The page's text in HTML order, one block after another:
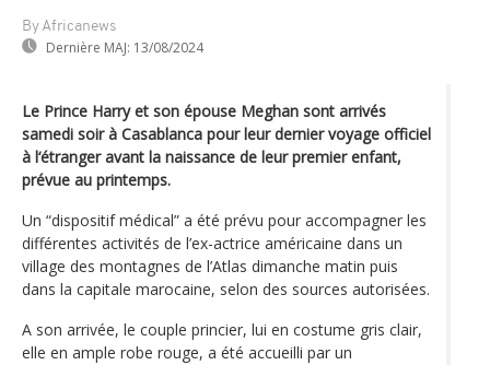
By Africanews
Dernière MAJ: 13/08/2024
Le Prince Harry et son épouse Meghan sont arrivés
samedi soir à Casablanca pour leur dernier voyage officiel
à l‘étranger avant la naissance de leur premier enfant,
prévue au printemps.
Un “dispositif médical” a été prévu pour accompagner les
différentes activités de l’ex-actrice américaine dans un
village des montagnes de l’Atlas dimanche matin puis
dans la capitale marocaine, selon des sources autorisées.
A son arrivée, le couple princier, lui en costume gris clair,
elle en ample robe rouge, a été accueilli par un